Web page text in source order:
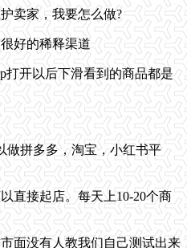
卖家，我要怎么做?
好的稀释渠道
打开以后下滑看到的商品都是
做拼多多，淘宝，小红书平
直接起店。每天上10-20个商
面没有人教我们自己测试出来